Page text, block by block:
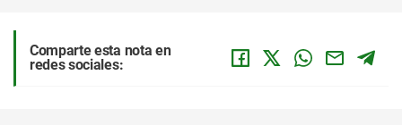
Comparte esta nota en
redes sociales: